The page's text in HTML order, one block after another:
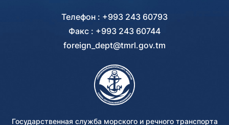
Телефон : +993 243 60793
Факс : +993 243 60744
foreign_dept@tmrl.gov.tm
Государственная служба морского и речного транспорта